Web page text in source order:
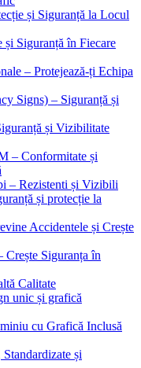
și Siguranță la Locul
și Siguranță în Fiecare
– Protejează-ți Echipa
Signs) – Siguranță și
și Vizibilitate
– Conformitate și
– Rezistenti și Vizibili
și protecție la
Accidentele și Crește
Crește Siguranța în
Calitate
unic și grafică
cu Grafică Inclusă
și